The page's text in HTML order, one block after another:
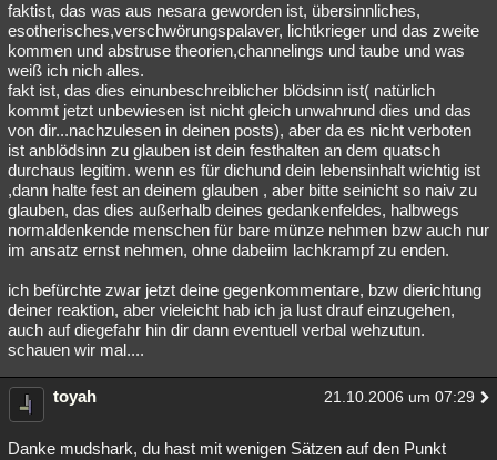
faktist, das was aus nesara geworden ist, übersinnliches,
esotherisches,verschwörungspalaver, lichtkrieger und das zweite
kommen und abstruse theorien,channelings und taube und was
weiß ich nich alles.
fakt ist, das dies einunbeschreiblicher blödsinn ist( natürlich
kommt jetzt unbewiesen ist nicht gleich unwahrund dies und das
von dir...nachzulesen in deinen posts), aber da es nicht verboten
ist anblödsinn zu glauben ist dein festhalten an dem quatsch
durchaus legitim. wenn es für dichund dein lebensinhalt wichtig ist
,dann halte fest an deinem glauben , aber bitte seinicht so naiv zu
glauben, das dies außerhalb deines gedankenfeldes, halbwegs
normaldenkende menschen für bare münze nehmen bzw auch nur
im ansatz ernst nehmen, ohne dabeiim lachkrampf zu enden.
ich befürchte zwar jetzt deine gegenkommentare, bzw dierichtung
deiner reaktion, aber vieleicht hab ich ja lust drauf einzugehen,
auch auf diegefahr hin dir dann eventuell verbal wehzutun.
schauen wir mal....
toyah 21.10.2006 um 07:29
Danke mudshark, du hast mit wenigen Sätzen auf den Punkt